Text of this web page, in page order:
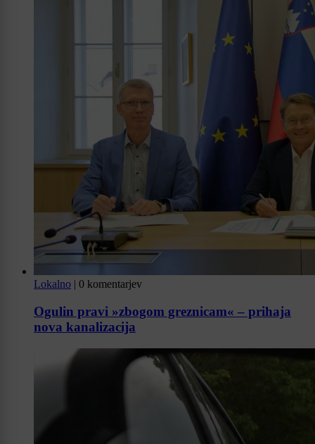
Lokalno | 0 komentarjev
Ogulin pravi »zbogom greznicam« – prihaja
nova kanalizacija